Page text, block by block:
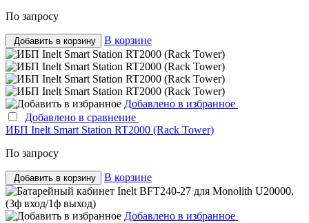
По запросу
Добавить в корзину В корзине
Добавлено в избранное
Добавлено в сравнение
ИБП Inelt Smart Station RT2000 (Rack Tower)
По запросу
Добавить в корзину В корзине
Добавлено в избранное